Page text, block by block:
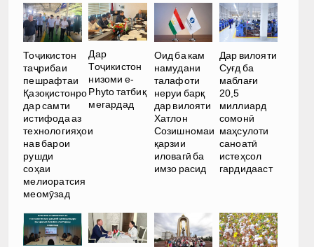
Тоҷикистон
таҷрибаи
пешрафтаи
Қазоқистонро
дар самти
истифода аз
технологияҳои
нав барои
рушди
соҳаи
мелиоратсия
меомӯзад
Дар
Тоҷикистон
низоми e-
Phyto татбиқ
мегардад
Оид ба кам
намудани
талафоти
неруи барқ
дар вилояти
Хатлон
Созишномаи
қарзии
иловагӣ ба
имзо расид
Дар вилояти
Суғд ба
маблағи
20,5
миллиард
сомонӣ
маҳсулоти
саноатӣ
истеҳсол
гардидааст